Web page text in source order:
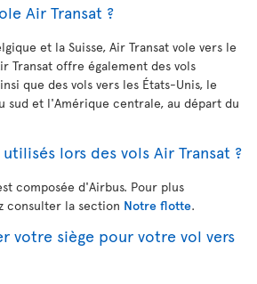
Air Transat ?
et la Suisse, Air Transat vole vers le
Transat offre également des vols
que des vols vers les États-Unis, le
sud et l'Amérique centrale, au départ du
lors des vols Air Transat ?
composée d'Airbus. Pour plus
consulter la section Notre flotte.
votre siège pour votre vol vers